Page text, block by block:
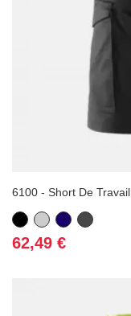
6100 - Short De Travail
Noir Gris Bleu
marine
Gris
Prix
62,49 €